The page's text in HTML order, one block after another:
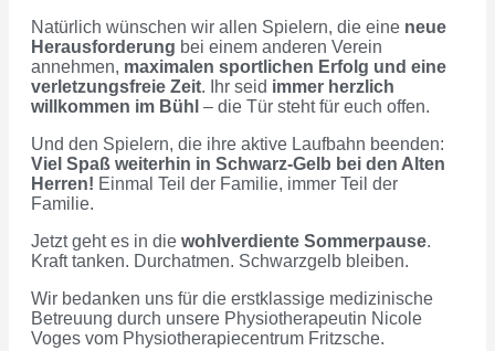
Natürlich wünschen wir allen Spielern, die eine neue
Herausforderung bei einem anderen Verein
annehmen, maximalen sportlichen Erfolg und eine
verletzungsfreie Zeit. Ihr seid immer herzlich
willkommen im Bühl – die Tür steht für euch offen.
Und den Spielern, die ihre aktive Laufbahn beenden:
Viel Spaß weiterhin in Schwarz‑Gelb bei den Alten
Herren! Einmal Teil der Familie, immer Teil der
Familie.
Jetzt geht es in die wohlverdiente Sommerpause.
Kraft tanken. Durchatmen. Schwarzgelb bleiben.
Wir bedanken uns für die erstklassige medizinische
Betreuung durch unsere Physiotherapeutin Nicole
Voges vom Physiotherapiecentrum Fritzsche.